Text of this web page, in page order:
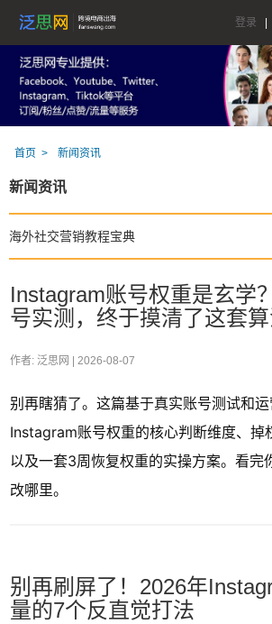
登录
首页 新闻资讯
新闻资讯
海外社交营销教程宝典
Instagram账号权重是玄学
号实测，终于摸清了这套
作者: 泛思网 | 2026-08-07
别再瞎猜了。这篇基于真实账号测试和
Instagram账号权重的核心判断维度、掉
以及一套3周恢复权重的实操方案。看完
改哪里。
别再刷屏了！2026年
量的7个反直觉打法